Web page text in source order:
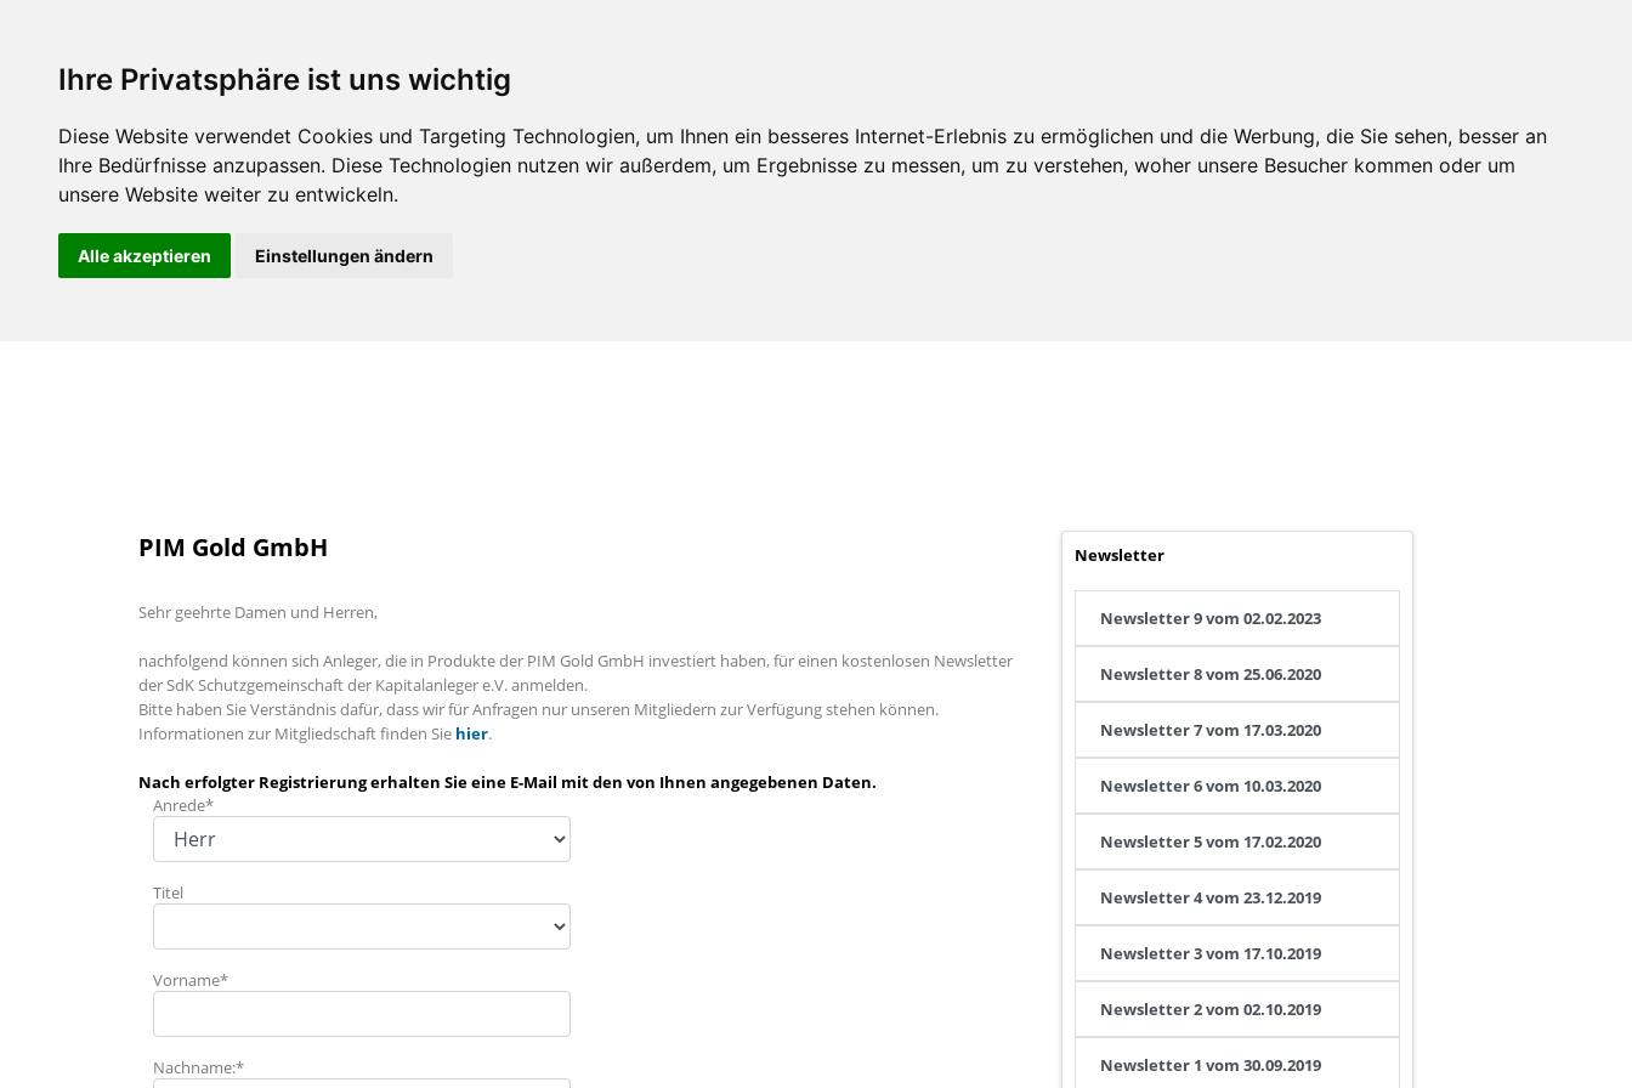
Ihre Privatsphäre ist uns wichtig
Diese Website verwendet Cookies und Targeting Technologien, um Ihnen ein besseres Internet-Erlebnis zu ermöglichen und die Werbung, die Sie sehen, besser an
Ihre Bedürfnisse anzupassen. Diese Technologien nutzen wir außerdem, um Ergebnisse zu messen, um zu verstehen, woher unsere Besucher kommen oder um
unsere Website weiter zu entwickeln.
Alle akzeptieren Einstellungen ändern
Über uns
PIM Gold GmbH
Sehr geehrte Damen und Herren,
nachfolgend können sich Anleger, die in Produkte der PIM Gold GmbH investiert haben, für einen kostenlosen Newsletter
der SdK Schutzgemeinschaft der Kapitalanleger e.V. anmelden.
Bitte haben Sie Verständnis dafür, dass wir für Anfragen nur unseren Mitgliedern zur Verfügung stehen können.
Informationen zur Mitgliedschaft finden Sie hier.
Nach erfolgter Registrierung erhalten Sie eine E-Mail mit den von Ihnen angegebenen Daten.
Anrede*
Titel
Vorname*
Nachname:*
Newsletter
Newsletter 9 vom 02.02.2023
Newsletter 8 vom 25.06.2020
Newsletter 7 vom 17.03.2020
Newsletter 6 vom 10.03.2020
Newsletter 5 vom 17.02.2020
Newsletter 4 vom 23.12.2019
Newsletter 3 vom 17.10.2019
Newsletter 2 vom 02.10.2019
Newsletter 1 vom 30.09.2019